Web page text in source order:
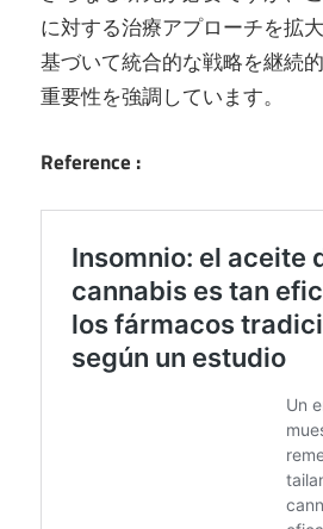
に対する治療アプローチを拡
基づいて統合的な戦略を継続
重要性を強調しています。
Reference :